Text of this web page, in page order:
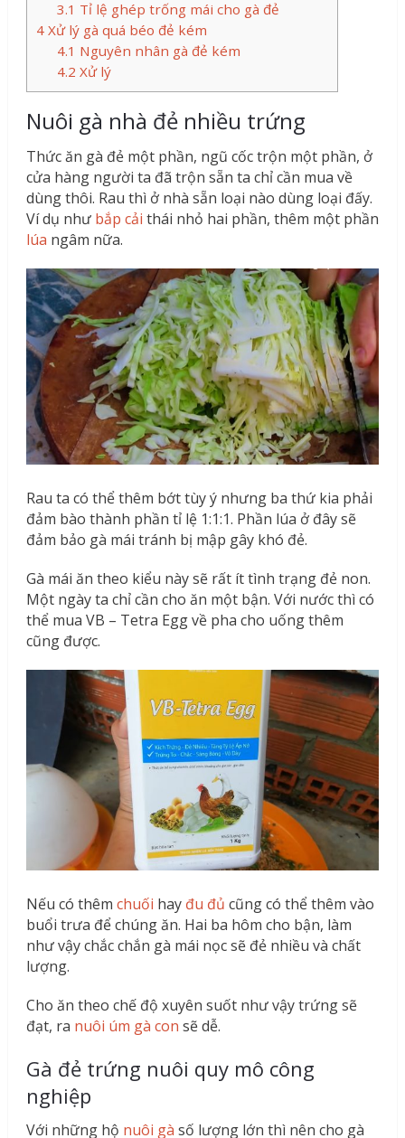
3.1 Tỉ lệ ghép trống mái cho gà đẻ
4Xử lý gà quá béo đẻ kém
4.1 Nguyên nhân gà đẻ kém
4.2 Xử lý
Nuôi gà nhà đẻ nhiều trứng
Thức ăn gà đẻ một phần, ngũ cốc trộn một phần, ở
cửa hàng người ta đã trộn sẵn ta chỉ cần mua về
dùng thôi. Rau thì ở nhà sẵn loại nào dùng loại đấy.
Ví dụ như bắp cải thái nhỏ hai phần, thêm một phần
lúa ngâm nữa.
Rau ta có thể thêm bớt tùy ý nhưng ba thứ kia phải
đảm bào thành phần tỉ lệ 1:1:1. Phần lúa ở đây sẽ
đảm bảo gà mái tránh bị mập gây khó đẻ.
Gà mái ăn theo kiểu này sẽ rất ít tình trạng đẻ non.
Một ngày ta chỉ cần cho ăn một bận. Với nước thì có
thể mua VB – Tetra Egg về pha cho uống thêm
cũng được.
Nếu có thêm chuối hay đu đủ cũng có thể thêm vào
buổi trưa để chúng ăn. Hai ba hôm cho bận, làm
như vậy chắc chắn gà mái nọc sẽ đẻ nhiều và chất
lượng.
Cho ăn theo chế độ xuyên suốt như vậy trứng sẽ
đạt, ra nuôi úm gà con sẽ dễ.
Gà đẻ trứng nuôi quy mô công
nghiệp
Với những hộ nuôi gà số lượng lớn thì nên cho gà